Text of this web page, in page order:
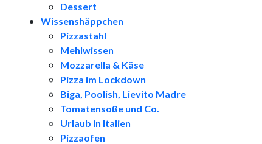
Dessert
Wissenshäppchen
Pizzastahl
Mehlwissen
Mozzarella & Käse
Pizza im Lockdown
Biga, Poolish, Lievito Madre
Tomatensoße und Co.
Urlaub in Italien
Pizzaofen